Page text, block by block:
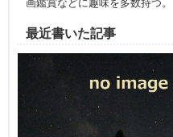
画鑑賞などに趣味を多数持つ。
最近書いた記事